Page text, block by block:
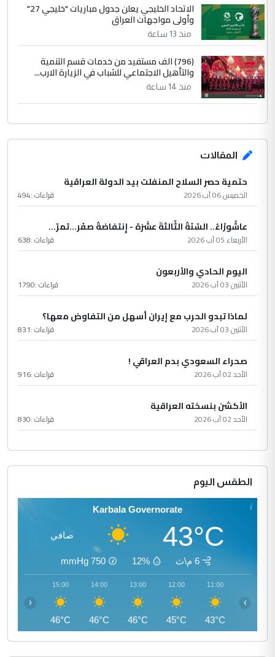
الاتحاد الخليجي يعلن جدول مباريات "خليجي 27"
وأولى مواجهات العراق
منذ 13 ساعة
(796) الف مستفيد من خدمات قسم التنمية
والتأهيل الاجتماعي للشباب في الزيارة الارب...
منذ 14 ساعة
المقالات
حتمية حصر السلاح المنفلت بيد الدولة العراقية
الخميس 06 آب 2026 قراءات :494
عاشُورْاءُ.. السّنَةُ الثّالثةَ عشَرَة - إِنتفاضةُ صفَر…تمرّ...
الأربعاء 05 آب 2026 قراءات :638
اليوم الحادي والأربعون
الأثنين 03 آب 2026 قراءات :1790
لماذا تبدو الحرب مع إيران أسهل من التفاوض معها؟
الأثنين 03 آب 2026 قراءات :831
صحراء السعودي بدم العراقي !
الأحد 02 آب 2026 قراءات :916
الأكشن بنسخته العراقية
الأحد 02 آب 2026 قراءات :830
الطقس اليوم
Karbala Governorate
43°C صافي
6 م\ث 12%
750
mmHg
11:00
43°C
12:00
45°C
13:00
46°C
14:00
46°C
15:00
46°C
‹ ›